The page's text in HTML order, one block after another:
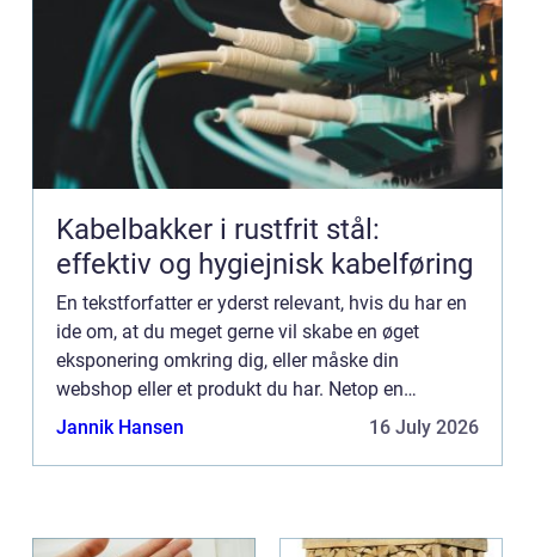
Kabelbakker i rustfrit stål:
effektiv og hygiejnisk kabelføring
En tekstforfatter er yderst relevant, hvis du har en
ide om, at du meget gerne vil skabe en øget
eksponering omkring dig, eller måske din
webshop eller et produkt du har. Netop en
tekstforfatter har de kompetencer, som du måske
Jannik Hansen 16 July 2026